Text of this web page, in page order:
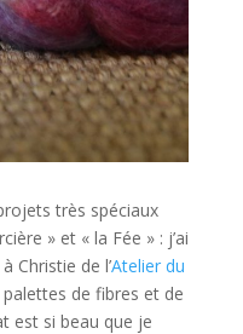
très spéciaux
» et « la Fée » : j’ai
Christie de l’Atelier du
de fibres et de
est si beau que je